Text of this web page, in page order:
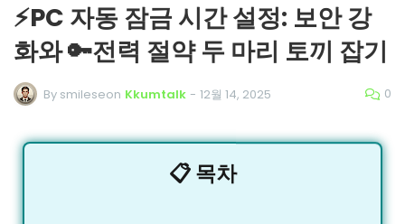
⚡️PC 자동 잠금 시간 설정: 보안 강
화와 🔑전력 절약 두 마리 토끼 잡기
By smileseon Kkumtalk - 12월 14, 2025 0
📋 목차